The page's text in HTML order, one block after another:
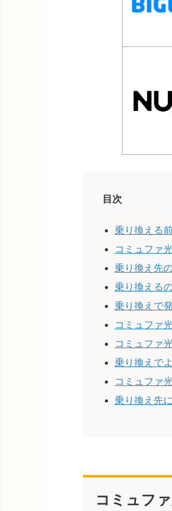
目次
乗り換える
コミュファ
乗り換え先
乗り換える
乗り換えで
コミュファ
コミュファ
乗り換えで
コミュファ
乗り換え先
コミュフ